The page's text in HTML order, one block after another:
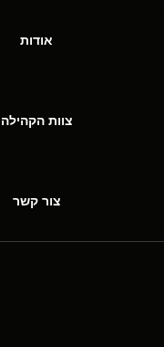
אודות
צוות הקהילה
צור קשר